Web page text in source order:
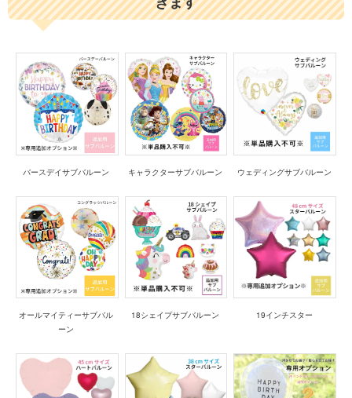
バースデイサブバルーン キャラクターサブバルーン ウェディングサブバルーン
オールマイティーサブバル
ーン
18シェイプサブバルーン 19インチスター